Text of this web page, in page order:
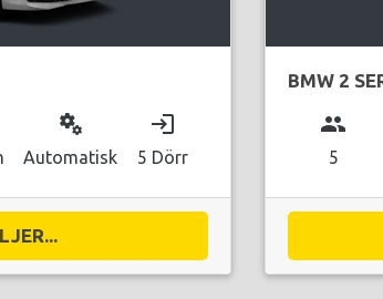
miscellaneous_services
Automatisk
login
5 Dörr
BMW 2
group
5